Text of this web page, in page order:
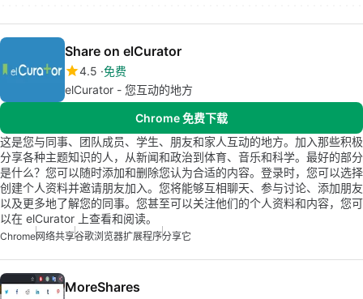
Share on elCurator
4.5 免费
elCurator - 您互动的地方
Chrome 免费下载
这是您与同事、团队成员、学生、朋友和家人互动的地方。加入那些积极
分享各种主题知识的人，从新闻和政治到体育、音乐和科学。最好的部分
是什么？您可以随时添加和删除您认为合适的内容。登录时，您可以选择
创建个人资料并邀请朋友加入。您将能够互相聊天、参与讨论、添加朋友
以及更多地了解您的同事。您甚至可以关注他们的个人资料和内容，您可
以在 elCurator 上查看和阅读。
Chrome网络共享谷歌浏览器扩展程序分享它
MoreShares